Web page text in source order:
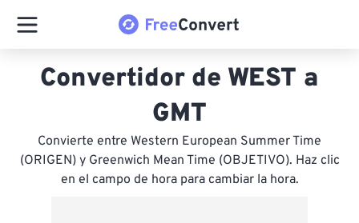
Convertidor de WEST a
GMT
Convierte entre Western European Summer Time
(ORIGEN) y Greenwich Mean Time (OBJETIVO). Haz clic
en el campo de hora para cambiar la hora.